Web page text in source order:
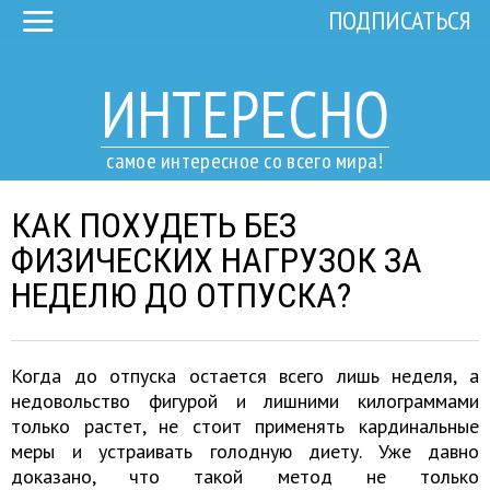
ИНТЕРЕСНО
самое интересное со всего мира!
ПОДПИСАТЬСЯ
КАК ПОХУДЕТЬ БЕЗ
ФИЗИЧЕСКИХ НАГРУЗОК ЗА
НЕДЕЛЮ ДО ОТПУСКА?
Когда до отпуска остается всего лишь неделя, а
недовольство фигурой и лишними килограммами
только растет, не стоит применять кардинальные
меры и устраивать голодную диету. Уже давно
доказано, что такой метод не только